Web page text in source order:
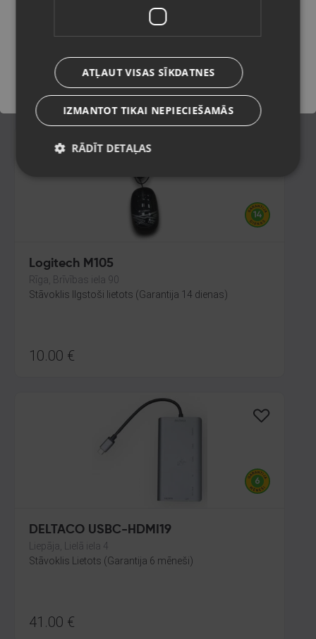
Jūrmala, Nometņu iela 12-8
Stāvoklis Mazlietots (Garantija 12 mēneši)
119.00 €
5.41€/mēn.
Logitech M105
Rīga, Brīvības iela 90
Stāvoklis Ilgstoši lietots (Garantija 14 dienas)
10.00 €
DELTACO USBC-HDMI19
Liepāja, Lielā iela 4
Stāvoklis Lietots (Garantija 6 mēneši)
41.00 €
Saglabāt
ATĻAUT VISAS SĪKDATNES
IZMANTOT TIKAI NEPIECIEŠAMĀS
RĀDĪT DETAĻAS